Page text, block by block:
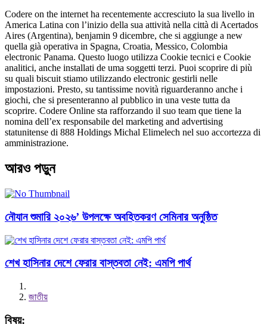
Codere on the internet ha recentemente accresciuto la sua livello in
America Latina con l’inizio della sua attività nella città di Acertados
Aires (Argentina), benjamin 9 dicembre, che si aggiunge a new
quella già operativa in Spagna, Croatia, Messico, Colombia
electronic Panama. Questo luogo utilizza Cookie tecnici e Cookie
analitici, anche installati de uma soggetti terzi. Puoi scoprire di più
su quali biscuit stiamo utilizzando electronic gestirli nelle
impostazioni. Presto, su tantissime novità riguarderanno anche i
giochi, che si presenteranno al pubblico in una veste tutta da
scoprire. Codere Online sta rafforzando il suo team que tiene la
nomina dell’ex responsabile del marketing and advertising
statunitense di 888 Holdings Michal Elimelech nel suo accortezza di
amministrazione.
আরও পড়ুন
নৌযান শুমারি ২০২৬’ উপলক্ষে অবহিতকরণ সেমিনার অনুষ্ঠিত
শেখ হাসিনার দেশে ফেরার বাস্তবতা নেই: এমপি পার্থ
জাতীয়
বিষয়: